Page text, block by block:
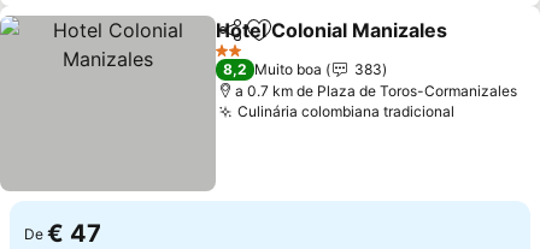
PartilharAdicionar aos favoritos
Hotel Colonial Manizales
2 Estrelas
8,2 Muito boa
383
a 0.7 km de Plaza de Toros-Cormanizales
Culinária colombiana tradicional
De € 47